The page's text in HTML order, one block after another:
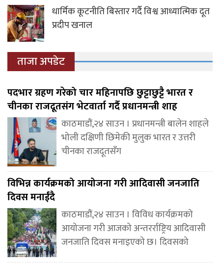
धार्मिक कूटनीति बिस्तार गर्दै विश्व आध्यात्मिक दूत
प्रदीप खनाल
ताजा अपडेट
पदभार ग्रहण गरेको चार महिनापछि छुट्टाछुट्टै भारत र
चीनका राजदूतसंग भेटवार्ता गर्दै प्रधानमन्त्री शाह
काठमाडौं,२४ साउन । प्रधानमन्त्री बालेन शाहले
भोली दक्षिणी छिमेकी मुलुक भारत र उत्तरी
चीनका राजदूतसँग
विभिन्न कार्यक्रमको आयोजना गरी आदिवासी जनजाति
दिवस मनाईंदै
काठमाडौं,२४ साउन । विविध कार्यक्रमको
आयोजना गरी आजको अन्तरर्राष्ट्रिय आदिवासी
जनजाति दिवस मनाइएको छ। दिवसको